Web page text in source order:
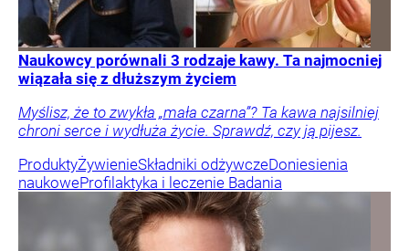
Naukowcy porównali 3 rodzaje kawy. Ta najmocniej
wiązała się z dłuższym życiem
Myślisz, że to zwykła „mała czarna”? Ta kawa najsilniej
chroni serce i wydłuża życie. Sprawdź, czy ją pijesz.
ProduktyŻywienieSkładniki odżywczeDoniesienia
naukoweProfilaktyka i leczenie Badania